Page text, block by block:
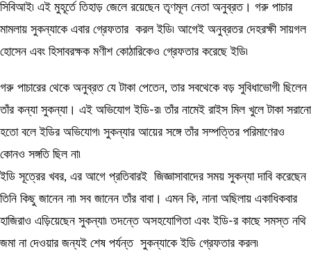
সিবিআই৷ এই মুহূর্তে তিহাড় জেলে রয়েছেন তৃণমূল নেতা অনুব্রত। গরু পাচার
মামলায় সুকন্যাকে এবার গ্রেফতার করল ইডি৷ আগেই অনুব্রতর দেহরক্ষী সায়গল
হোসেন এবং হিসাবরক্ষক মণীশ কোঠারিকেও গ্রেফতার করেছে ইডি৷
গরু পাচারের থেকে অনুব্রত যে টাকা পেতেন, তার সবথেকে বড় সুবিধাভোগী ছিলেন
তাঁর কন্যা সুকন্যা। এই অভিযোগ ইডি-র৷ তাঁর নামেই রাইস মিল খুলে টাকা সরানো
হতো বলে ইডির অভিযোগ৷ সুকন্যার আয়ের সঙ্গে তাঁর সম্পত্তির পরিমাণেরও
কোনও সঙ্গতি ছিল না৷
ইডি সূত্রের খবর, এর আগে প্রতিবারই জিজ্ঞাসাবাদের সময় সুকন্যা দাবি করেছেন
তিনি কিছু জানেন না৷ সব জানেন তাঁর বাবা। এমন কি, নানা অছিলায় একাধিকবার
হাজিরাও এড়িয়েছেন সুকন্যা৷ তদন্তে অসহযোগিতা এবং ইডি-র কাছে সমস্ত নথি
জমা না দেওয়ার জন্যই শেষ পর্যন্ত সুকন্যাকে ইডি গ্রেফতার করল৷